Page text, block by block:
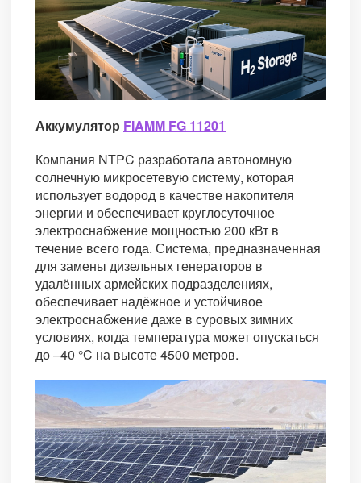
Аккумулятор FIAMM FG 11201
Компания NTPC разработала автономную
солнечную микросетевую систему, которая
использует водород в качестве накопителя
энергии и обеспечивает круглосуточное
электроснабжение мощностью 200 кВт в
течение всего года. Система, предназначенная
для замены дизельных генераторов в
удалённых армейских подразделениях,
обеспечивает надёжное и устойчивое
электроснабжение даже в суровых зимних
условиях, когда температура может опускаться
до –40 °C на высоте 4500 метров.